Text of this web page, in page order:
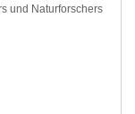
und Naturforschers